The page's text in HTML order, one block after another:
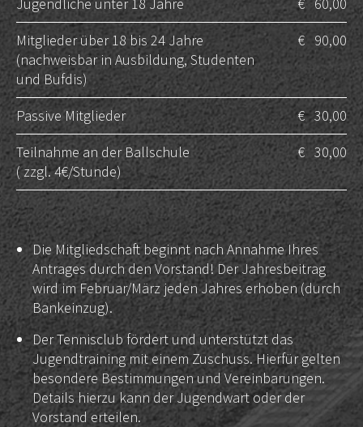
Mitglieder über 18 bis 24 Jahre
(nachweisbar in Ausbildung, Studenten
und Bufdis)
€ 90,00
Passive Mitglieder
€ 30,00
Teilnahme an der Ballschule
(zzgl.4€/Stunde)
€ 30,00
Die Mitgliedschaft beginnt nach Annahme Ihres
Antrages durch den Vorstand! Der Jahresbeitrag
wird im Februar/März jeden Jahres erhoben (durch
Bankeinzug).
Der Tennisclub fördert und unterstützt das
Jugendtraining mit einem Zuschuss. Hierfür gelten
besondere Bestimmungen und Vereinbarungen.
Details hierzu kann der Jugendwart oder der
Vorstand erteilen.